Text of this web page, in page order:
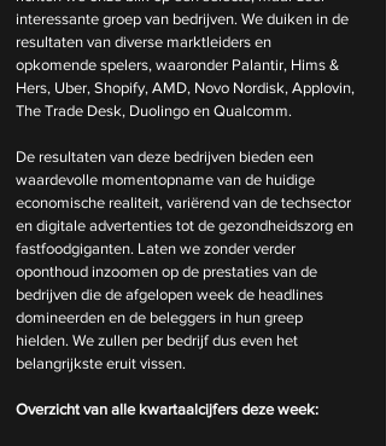
interessante groep van bedrijven. We duiken in de
resultaten van diverse marktleiders en
opkomende spelers, waaronder Palantir, Hims &
Hers, Uber, Shopify, AMD, Novo Nordisk, Applovin,
The Trade Desk, Duolingo en Qualcomm.
De resultaten van deze bedrijven bieden een
waardevolle momentopname van de huidige
economische realiteit, variërend van de techsector
en digitale advertenties tot de gezondheidszorg en
fastfoodgiganten. Laten we zonder verder
oponthoud inzoomen op de prestaties van de
bedrijven die de afgelopen week de headlines
domineerden en de beleggers in hun greep
hielden. We zullen per bedrijf dus even het
belangrijkste eruit vissen.
Overzicht van alle kwartaalcijfers deze week: